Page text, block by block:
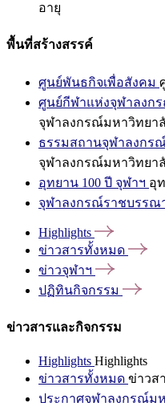
อายุ
พื้นที่สร้างสรรค์
ศูนย์พันธกิจเพื่อสังคม
ศูนย์กีฬาแห่งจุฬาลงก
จุฬาลงกรณ์มหาวิทยา
ธรรมสถานจุฬาลงกร
จุฬาลงกรณ์มหาวิทยา
อุทยาน 100 ปี จุฬาฯ อุ
จุฬาลงกรณ์ราชบรรณ
Highlights
ข่าวสารทั้งหมด
ข่าวจุฬาฯ
ปฏิทินกิจกรรม
ข่าวสารและกิจกรรม
Highlights Highlights
ข่าวสารทั้งหมด ข่าวส
ประกาศจุฬาลงกรณ์ม